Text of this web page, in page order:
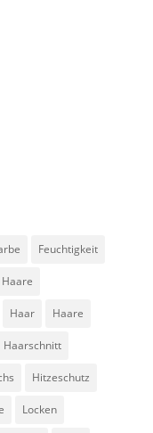
Feuchtigkeit
Haar Haare
Haarschnitt
Hitzeschutz
Locken